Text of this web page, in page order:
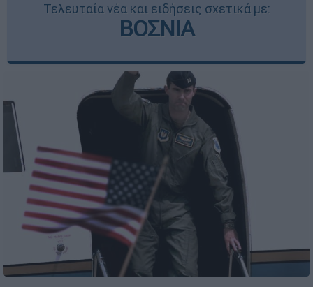
Τελευταία νέα και ειδήσεις σχετικά με:
ΒΟΣΝΙΑ